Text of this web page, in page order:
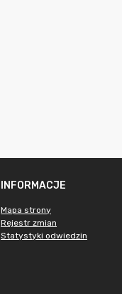
INFORMACJE
Mapa strony
Rejestr zmian
Statystyki odwiedzin